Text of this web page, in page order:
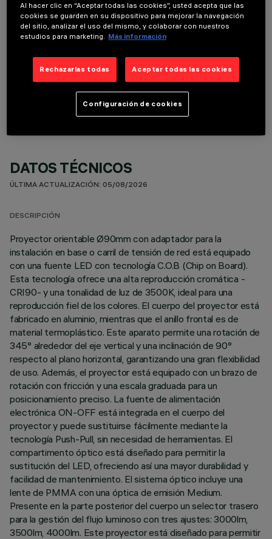
COMPONENTES OPCIONALES
DATOS TÉCNICOS
ÚLTIMA ACTUALIZACIÓN: 05/08/2026
DESCRIPCIÓN
Proyector orientable Ø90mm con adaptador para la
instalación en base o carril de tensión de red está equipado
con una fuente LED con tecnología C.O.B (Chip on Board).
Esta tecnología ofrece una alta reproducción cromática -
CRI90- y una tonalidad de luz de 3500K, ideal para una
reproducción fiel de los colores. El cuerpo del proyector está
fabricado en aluminio, mientras que el anillo frontal es de
material termoplástico. Este aparato permite una rotación de
345° alrededor del eje vertical y una inclinación de 90°
respecto al plano horizontal, garantizando una gran flexibilidad
de uso. Además, el proyector está equipado con un brazo de
rotación con fricción y una escala graduada para un
posicionamiento preciso. La fuente de alimentación
electrónica ON-OFF está integrada en el cuerpo del
proyector y puede sustituirse fácilmente mediante la
tecnología Push-Pull, sin necesidad de herramientas. El
compartimento óptico está diseñado para permitir la
sustitución del LED, ofreciendo así una mayor durabilidad y
facilidad de mantenimiento. El sistema óptico incluye una
lente de PMMA con una óptica de emisión Medium.
Presente en la parte posterior del cuerpo un selector trasero
para la gestión del flujo luminoso con tres ajustes: 3000lm,
3500lm, 4000lm. Este proyector está diseñado para permitir
Al hacer clic en “Aceptar todas las cookies”, usted acepta que las
cookies se guarden en su dispositivo para mejorar la navegación
del sitio, analizar el uso del mismo, y colaborar con nuestros
estudios para marketing. Más información
Rechazarlas todas Aceptar todas las cookies
Configuración de cookies